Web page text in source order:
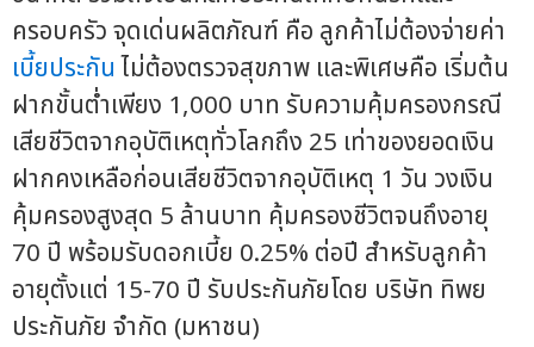
ครอบครัว จุดเด่นผลิตภัณฑ์ คือ ลูกค้าไม่ต้องจ่ายค่า
เบี้ยประกันไม่ต้องตรวจสุขภาพ และพิเศษคือ เริ่มต้น
ฝากขั้นต่ำเพียง 1,000 บาท รับความคุ้มครองกรณี
เสียชีวิตจากอุบัติเหตุทั่วโลกถึง 25 เท่าของยอดเงิน
ฝากคงเหลือก่อนเสียชีวิตจากอุบัติเหตุ 1 วัน วงเงิน
คุ้มครองสูงสุด 5 ล้านบาท คุ้มครองชีวิตจนถึงอายุ
70 ปี พร้อมรับดอกเบี้ย 0.25% ต่อปี สำหรับลูกค้า
อายุตั้งแต่ 15-70 ปี รับประกันภัยโดย บริษัท ทิพย
ประกันภัย จำกัด (มหาชน)